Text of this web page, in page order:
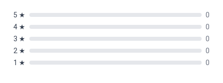
5 ★
0
4 ★
0
3 ★
0
2 ★
0
1 ★ 0